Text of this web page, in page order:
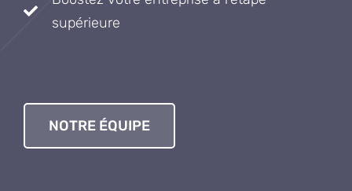
supérieure
NOTRE ÉQUIPE